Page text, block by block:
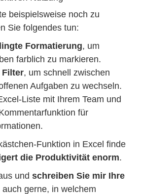
beispielsweise noch zu
Sie folgendes tun:
Formatierung, um
farblich zu markieren.
Filter, um schnell zwischen
Aufgaben zu wechseln.
Liste mit Ihrem Team und
für
Funktion in Excel finde
die Produktivität enorm.
und schreiben Sie mir Ihre
auch gerne, in welchem